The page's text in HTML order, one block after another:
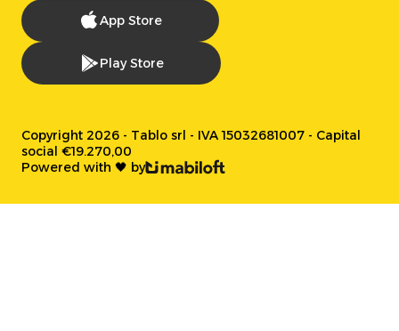
App Store
Play Store
Copyright 2026 - Tablo srl - IVA 15032681007 - Capital
social €19.270,00
Powered with 🖤 by